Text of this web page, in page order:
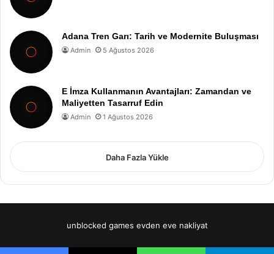
Adana Tren Garı: Tarih ve Modernite Buluşması
Admin 5 Ağustos 2026
E İmza Kullanmanın Avantajları: Zamandan ve
Maliyetten Tasarruf Edin
Admin 1 Ağustos 2026
Daha Fazla Yükle
unblocked games evden eve nakliyat